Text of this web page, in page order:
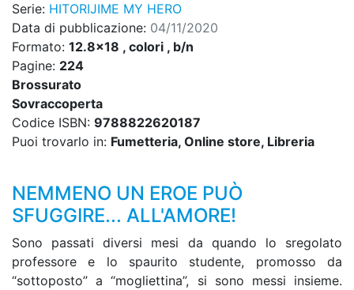
Serie: HITORIJIME MY HERO
Data di pubblicazione: 04/11/2020
Formato: 12.8x18 , colori , b/n
Pagine: 224
Brossurato
Sovraccoperta
Codice ISBN: 9788822620187
Puoi trovarlo in: Fumetteria, Online store, Libreria
NEMMENO UN EROE PUÒ
SFUGGIRE... ALL'AMORE!
Sono passati diversi mesi da quando lo sregolato
professore e lo spaurito studente, promosso da
“sottoposto” a “mogliettina”, si sono messi insieme.